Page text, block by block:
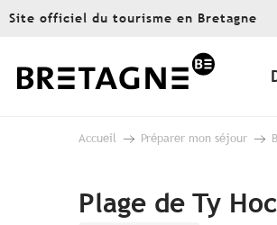
Aller
principal
Site officiel du tourisme en Bretagne
Accueil Préparer mon séjour
Plage de Ty